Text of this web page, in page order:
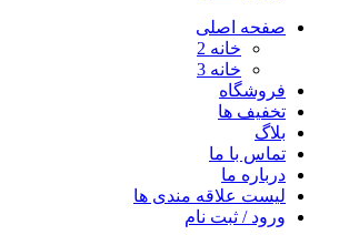
صفحه اصلی
خانه 2
خانه 3
فروشگاه
تخفیف ها
بلاگ
تماس با ما
درباره ما
لیست علاقه مندی ها
ورود / ثبت نام